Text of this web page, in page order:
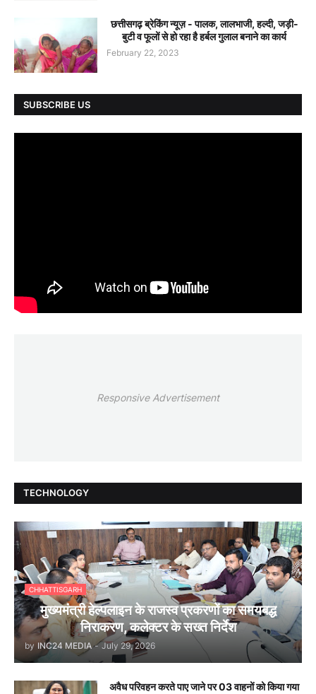
छत्तीसगढ़ ब्रेकिंग न्यूज़ - पालक, लालभाजी, हल्दी, जड़ी-
बुटी व फूलों से हो रहा है हर्बल गुलाल बनाने का कार्य
February 22, 2023
SUBSCRIBE US
Responsive Advertisement
TECHNOLOGY
CHHATTISGARH
मुख्यमंत्री हेल्पलाइन के राजस्व प्रकरणों का समयबद्ध
निराकरण, कलेक्टर के सख्त निर्देश
by INC24 MEDIA - July 29, 2026
अवैध परिवहन करते पाए जाने पर 03 वाहनों को किया गया